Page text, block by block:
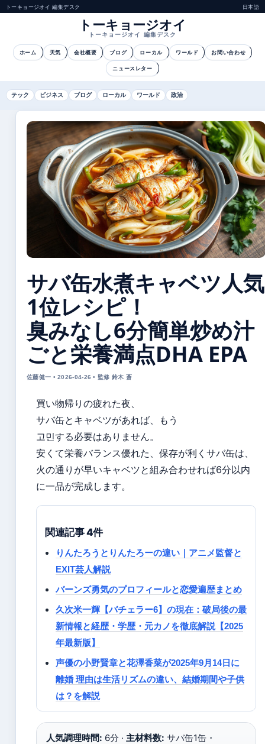
トーキョージオイ 編集デスク 日本語
トーキョージオイ
トーキョージオイ 編集デスク
ホーム 天気 会社概要 ブログ ローカル ワールド お問い合わせ
ニュースレター
テック ビジネス ブログ ローカル ワールド 政治
サバ缶水煮キャベツ人気
1位レシピ！
臭みなし6分簡単炒め汁
ごと栄養満点DHA EPA
佐藤健一 • 2026-04-26 • 監修 鈴木 蒼
買い物帰りの疲れた夜、
サバ缶とキャベツがあれば、もう
고민する必要はありません。
安くて栄養バランス優れた、保存が利くサバ缶は、
火の通りが早いキャベツと組み合わせれば6分以内
に一品が完成します。
関連記事 4件
りんたろうとりんたろーの違い｜アニメ監督と
EXIT芸人解説
バーンズ勇気のプロフィールと恋愛遍歴まとめ
久次米一輝【バチェラー6】の現在：破局後の最
新情報と経歴・学歴・元カノを徹底解説【2025
年最新版】
声優の小野賢章と花澤香菜が2025年9月14日に
離婚 理由は生活リズムの違い、結婚期間や子供
は？を解説
人気調理時間: 6分 · 主材料数: サバ缶1缶・